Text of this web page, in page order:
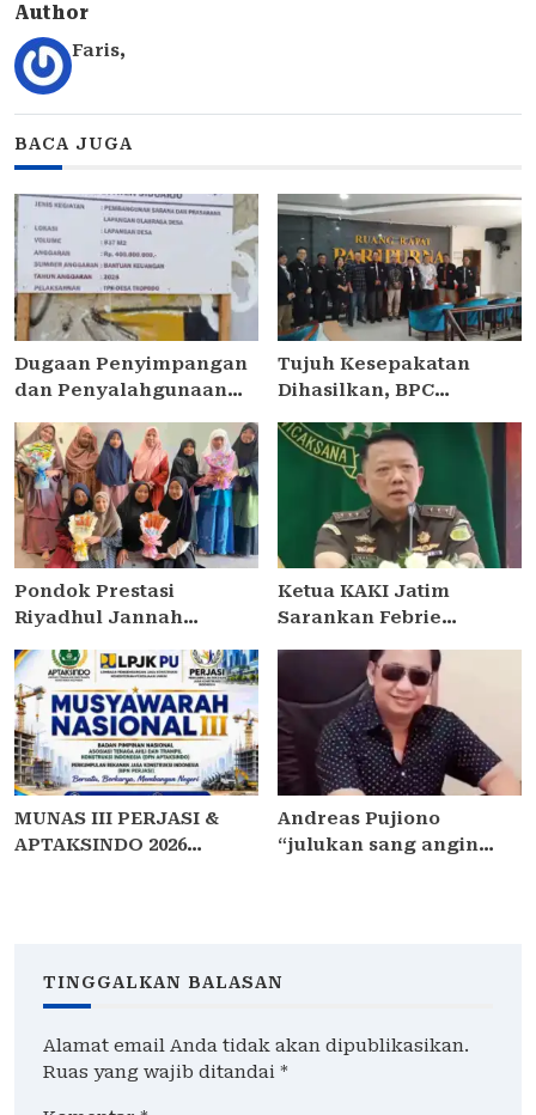
Author
Faris,
BACA JUGA
Dugaan Penyimpangan
dan Penyalahgunaan
Tropodo . Kec Waru .
Kab . Sidoarjo
Tujuh Kesepakatan
Dihasilkan, BPC
Perkuat Kolaborasi
dengan DPRD
Pondok Prestasi
Riyadhul Jannah
Presentasi dan
Pembinaan Karakter
Santriwati Yatim Dhuafa
Ketua KAKI Jatim
Sarankan Febrie
Sikap dan Hormati
Proses Hukum, Bukan
Ajukan Praperadilan
MUNAS III PERJASI &
APTAKSINDO 2026
Andreas Pujiono
“julukan sang angin
TINGGALKAN BALASAN
Alamat email Anda tidak akan dipublikasikan.
Ruas yang wajib ditandai *